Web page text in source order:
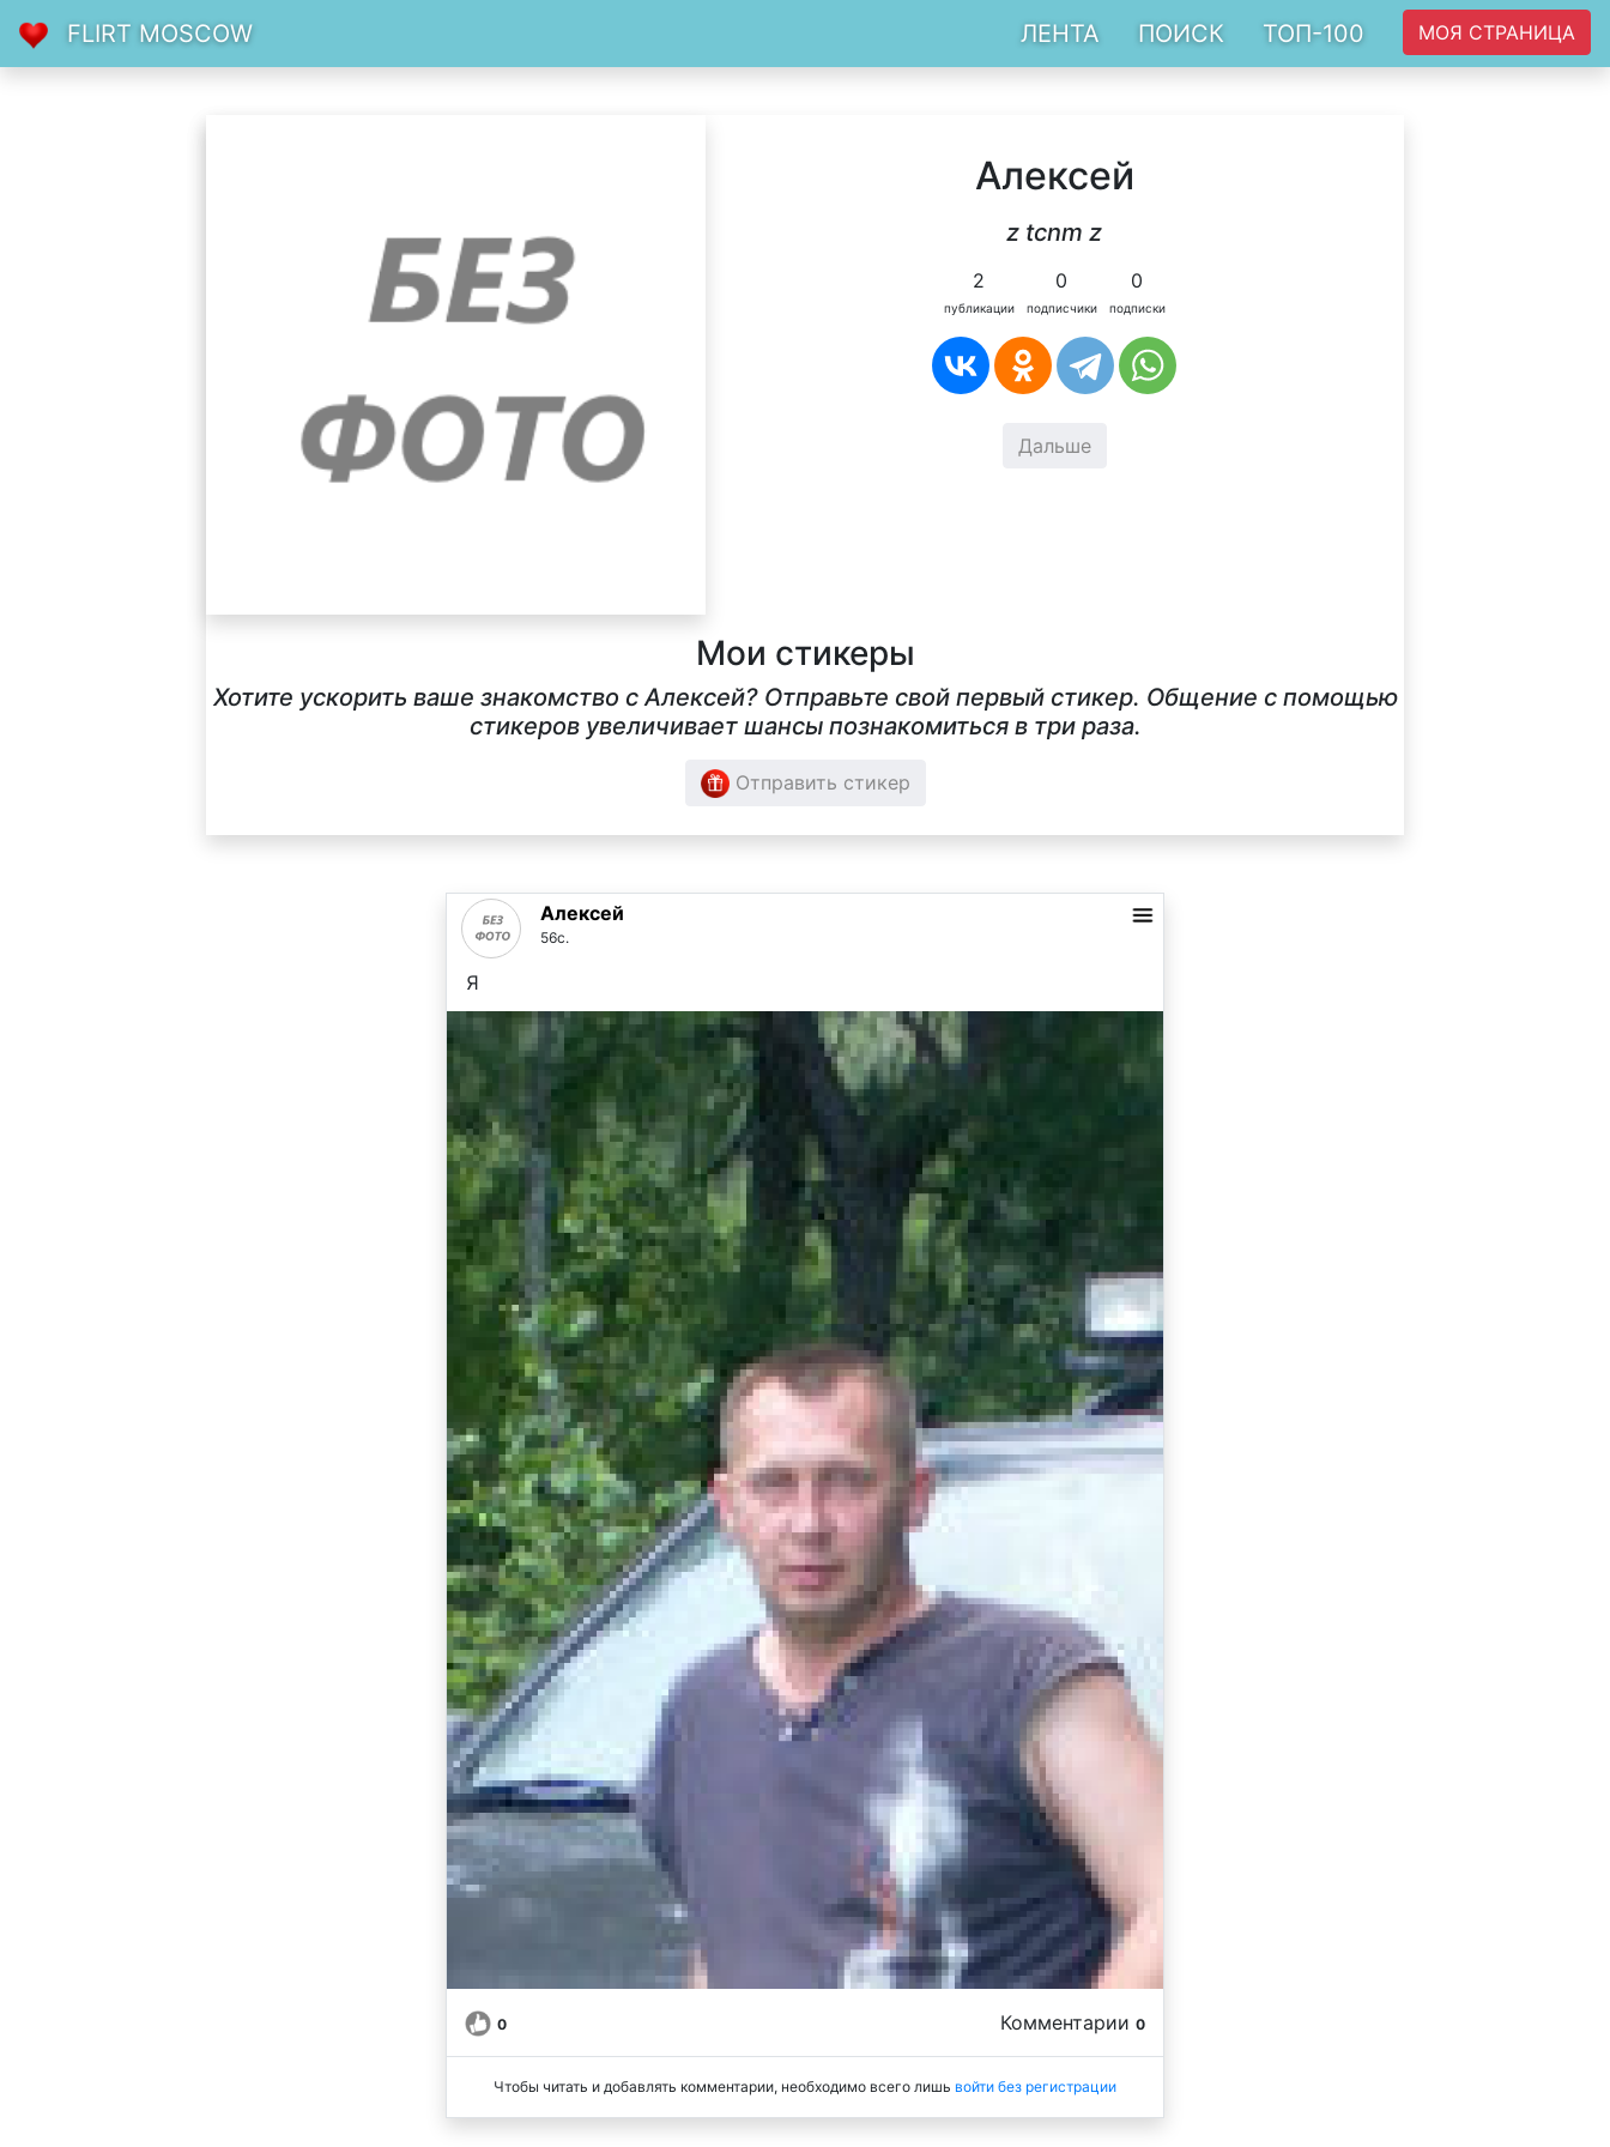
FLIRT MOSCOW ЛЕНТА ПОИСК ТОП-100 МОЯ СТРАНИЦА
Алексей
z tcnm z
2
публикации
0
подписчики
0
подписки
Дальше
Мои стикеры
Хотите ускорить ваше знакомство с Алексей? Отправьте свой первый стикер. Общение с помощью
стикеров увеличивает шансы познакомиться в три раза.
Отправить стикер
Алексей
56с.
Я
0 Комментарии 0
Чтобы читать и добавлять комментарии, необходимо всего лишь войти без регистрации